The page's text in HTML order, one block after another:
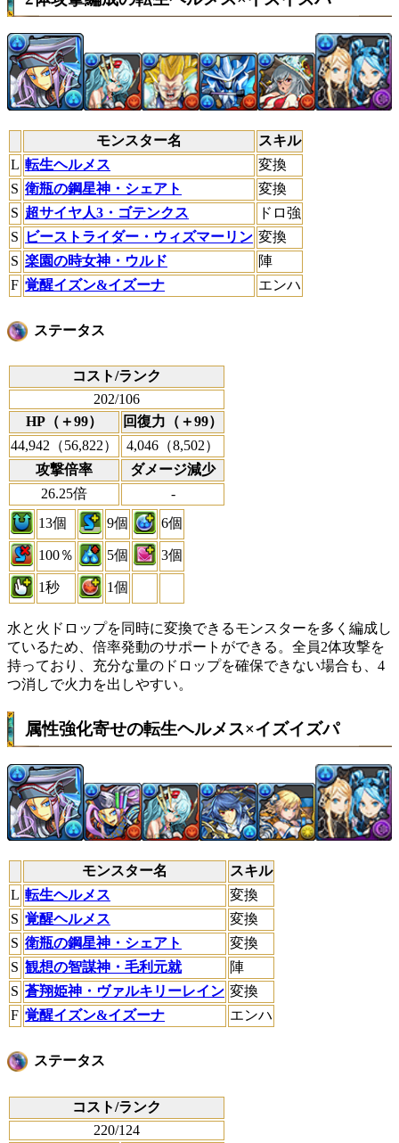
モンスター名
スキル
L 転生ヘルメス
変換
S 衛瓶の鋼星神・シェアト
変換
S 超サイヤ人3・ゴテンクス
ドロ強
S
ビーストライダー・ウィズマーリン 変換
S 楽園の時女神・ウルド
陣
F 覚醒イズン&イズーナ エンハ
ステータス
コスト/ランク
202/106
HP（＋99）
回復力（＋99）
44,942（56,822）
4,046（8,502）
攻撃倍率
ダメージ減少
26.25倍
-
13個
9個 6個
100％ 5個 3個
1秒 1個
水と火ドロップを同時に変換できるモンスターを多く編成し
ているため、倍率発動のサポートができる。全員2体攻撃を
持っており、充分な量のドロップを確保できない場合も、4
つ消しで火力を出しやすい。
属性強化寄せの転生ヘルメス×イズイズパ
モンスター名
スキル
L 転生ヘルメス
変換
S 覚醒ヘルメス
変換
S 衛瓶の鋼星神・シェアト
変換
S 観想の智謀神・毛利元就
陣
S 蒼翔姫神・ヴァルキリーレイン 変換
F 覚醒イズン&イズーナ エンハ
ステータス
コスト/ランク
220/124